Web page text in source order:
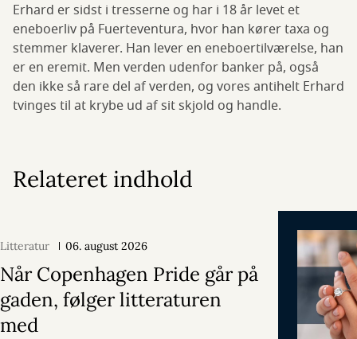
Erhard er sidst i tresserne og har i 18 år levet et
eneboerliv på Fuerteventura, hvor han kører taxa og
stemmer klaverer. Han lever en eneboertilværelse, han
er en eremit. Men verden udenfor banker på, også
den ikke så rare del af verden, og vores antihelt Erhard
tvinges til at krybe ud af sit skjold og handle.
Relateret indhold
Litteratur 06. august 2026
Når Copenhagen Pride går på
gaden, følger litteraturen
med